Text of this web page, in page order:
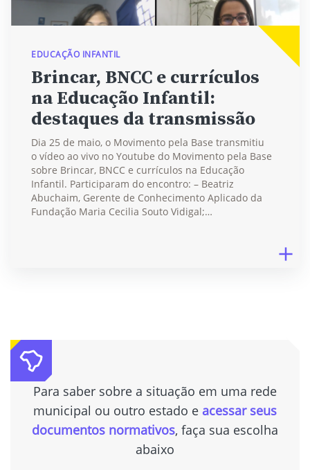
EDUCAÇÃO INFANTIL
Brincar, BNCC e currículos
na Educação Infantil:
destaques da transmissão
Dia 25 de maio, o Movimento pela Base transmitiu
o vídeo ao vivo no Youtube do Movimento pela Base
sobre Brincar, BNCC e currículos na Educação
Infantil. Participaram do encontro: – Beatriz
Abuchaim, Gerente de Conhecimento Aplicado da
Fundação Maria Cecilia Souto Vidigal;…
Para saber sobre a situação em uma rede
municipal ou outro estado e acessar seus
documentos normativos, faça sua escolha
abaixo